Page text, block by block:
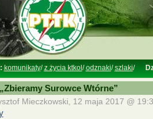
komunikaty/z życia ktkol /odznaki/szlaki/
Surowce Wtórne”
Mieczkowski, 12 maja 2017 @